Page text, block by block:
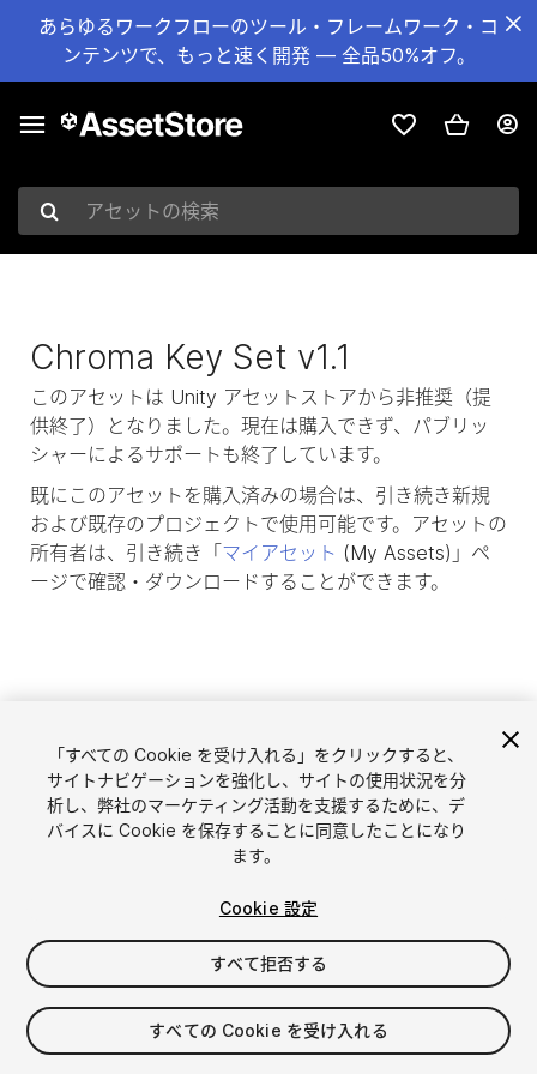
あらゆるワークフローのツール・フレームワーク・コ
ンテンツで、もっと速く開発 — 全品50%オフ。
アセットの検索
Chroma Key Set v1.1
このアセットは Unity アセットストアから非推奨（提
供終了）となりました。現在は購入できず、パブリッ
シャーによるサポートも終了しています。
既にこのアセットを購入済みの場合は、引き続き新規
および既存のプロジェクトで使用可能です。アセットの
所有者は、引き続き「 マイアセット (My Assets)」ペ
ージで確認・ダウンロードすることができます。
简体中文
한국어
日本語
販売審査ガイドライン
Asset Store Tools
パブリッシャー管理画面
よくあるご質問
「すべての Cookie を受け入れる」をクリックすると、
サイトナビゲーションを強化し、サイトの使用状況を分
析し、弊社のマーケティング活動を支援するために、デ
バイスに Cookie を保存することに同意したことになり
ます。
Cookie 設定
すべて拒否する
すべての Cookie を受け入れる